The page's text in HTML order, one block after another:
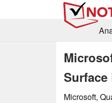
Surface
Microsoft,